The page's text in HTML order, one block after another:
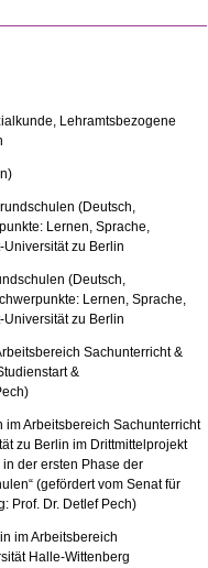
Lehramtsbezogene
(Deutsch,
Lernen, Sprache,
zu Berlin
(Deutsch,
Lernen, Sprache,
zu Berlin
Sachunterricht &
&
Arbeitsbereich Sachunterricht
zu Berlin im Drittmittelprojekt
der ersten Phase der
(gefördert vom Senat für
Prof. Dr. Detlef Pech)
im Arbeitsbereich
Halle-Wittenberg